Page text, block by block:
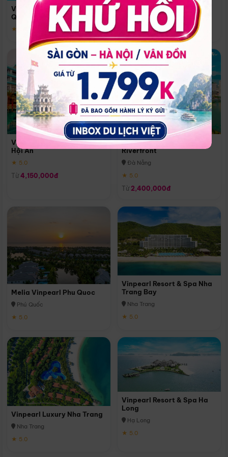
Vinpearl Resort & Spa Phu
Quoc
★ 5.0
Quoc
Phú Quốc
★ 5.0
Vinpearl Resort & Golf Nam
Hội An
★ 5.0
Từ 4,150,000đ
Melia Vinpearl Danang
Riverfront
Đà Nẵng
★ 5.0
Từ 2,400,000đ
Melia Vinpearl Phu Quoc
Phú Quốc
★ 5.0
Vinpearl Resort & Spa Nha
Trang Bay
Nha Trang
★ 5.0
Vinpearl Luxury Nha Trang
Nha Trang
★ 5.0
Vinpearl Resort & Spa Ha
Long
Hạ Long
★ 5.0